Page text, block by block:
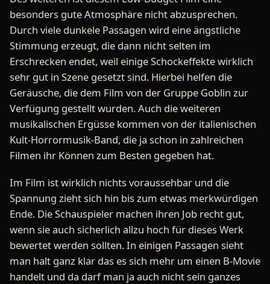
besonders gute Atmosphäre nicht abzusprechen.
Durch viele dunkele Passagen wird eine ängstliche
Stimmung erzeugt, die dann nicht selten im
Erschrecken endet, weil einige Schockeffekte wirklich
sehr gut in Szene gesetzt sind. Hierbei helfen die
Geräusche, die dem Film von der Gruppe Goblin zur
Verfügung gestellt wurden. Auch die weiteren
musikalischen Ergüsse kommen von der italienischen
Kult-Horrormusik-Band, die ja schon in zahlreichen
Filmen ihr Können zum Besten gegeben hat.
Im Film ist wirklich nichts voraussehbar und die
Spannung zieht sich hin bis zum etwas merkwürdigen
Ende. Die Schauspieler machen ihren Job recht gut,
wenn sie auch sicherlich allzu hoch für dieses Werk
bewertet werden sollten. In einigen Passagen sieht
man halt ganz klar das es sich mehr um einen B-Movie
handelt und da darf man ja auch nicht sein ganzes